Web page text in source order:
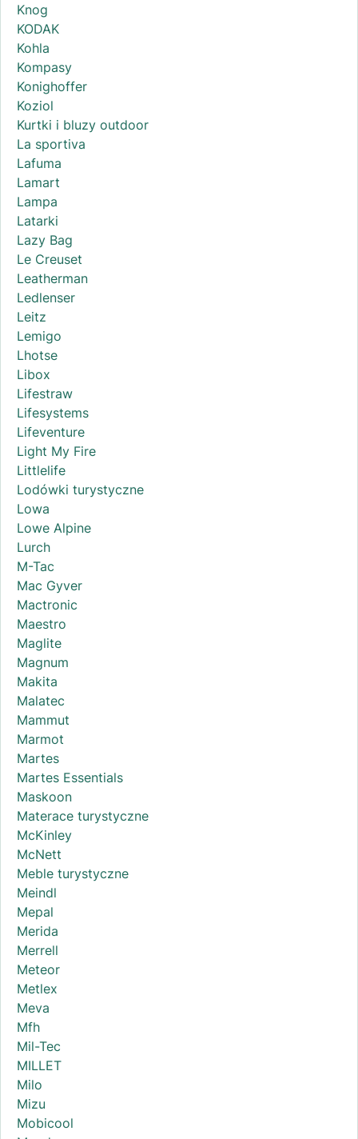
Knog
KODAK
Kohla
Kompasy
Konighoffer
Koziol
Kurtki i bluzy outdoor
La sportiva
Lafuma
Lamart
Lampa
Latarki
Lazy Bag
Le Creuset
Leatherman
Ledlenser
Leitz
Lemigo
Lhotse
Libox
Lifestraw
Lifesystems
Lifeventure
Light My Fire
Littlelife
Lodówki turystyczne
Lowa
Lowe Alpine
Lurch
M-Tac
Mac Gyver
Mactronic
Maestro
Maglite
Magnum
Makita
Malatec
Mammut
Marmot
Martes
Martes Essentials
Maskoon
Materace turystyczne
McKinley
McNett
Meble turystyczne
Meindl
Mepal
Merida
Merrell
Meteor
Metlex
Meva
Mfh
Mil-Tec
MILLET
Milo
Mizu
Mobicool